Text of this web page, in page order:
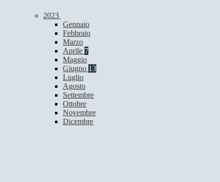
2023
Gennaio
Febbraio
Marzo
Aprile 7
Maggio
Giugno 13
Luglio
Agosto
Settembre
Ottobre
Novembre
Dicembre